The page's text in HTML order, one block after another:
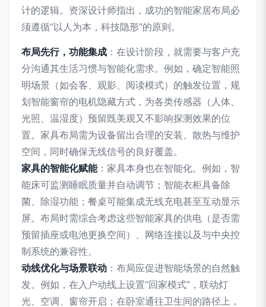
计的逻辑。资深设计师指出，成功的智能家居布局必
须遵循“以人为本，科技隐形”的原则。
布局先行，功能集成 ：在设计阶段，就需要与客户充
分沟通其生活习惯与智能化需求。例如，确定智能照
明场景（如会客、观影、阅读模式）的触发位置，规
划智能窗帘的电机隐藏方式，为各类传感器（人体、
光照、温湿度）预留既美观又不影响探测效果的位
置。家具布局需为设备留出合理的安装、散热与维护
空间，同时确保无线信号的良好覆盖。
家具的智能化赋能：家具本身也在智能化。例如，智
能床可监测睡眠质量并自动调节；智能衣柜具备除
菌、除湿功能；餐桌可能集成无线充电甚至互动显示
屏。布局时需综合考虑这些智能家具的供电（是否需
预留插座或电池更换空间）、网络连接以及与中央控
制系统的兼容性。
动线优化与场景联动 ：布局应促进智能场景的自然触
发。例如，在入户动线上设置“回家模式”，联动灯
光、空调、窗帘开启；在卧室通往卫生间的路径上，